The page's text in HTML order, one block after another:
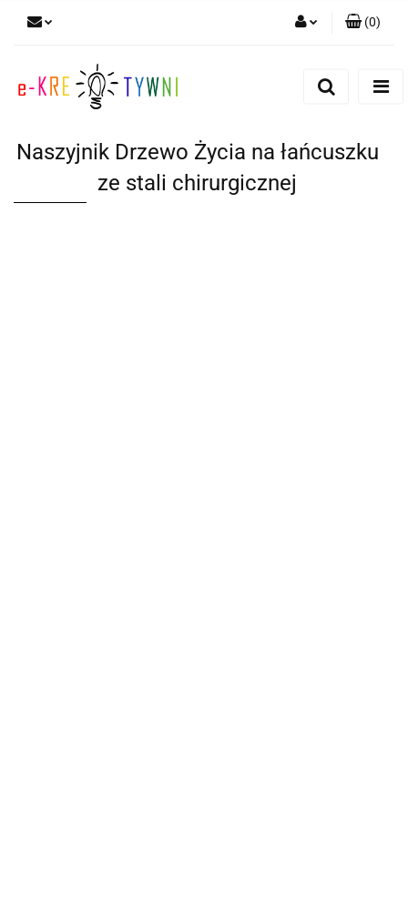
Zgody cookies
(0)
Naszyjnik Drzewo Życia na łańcuszku
ze stali chirurgicznej